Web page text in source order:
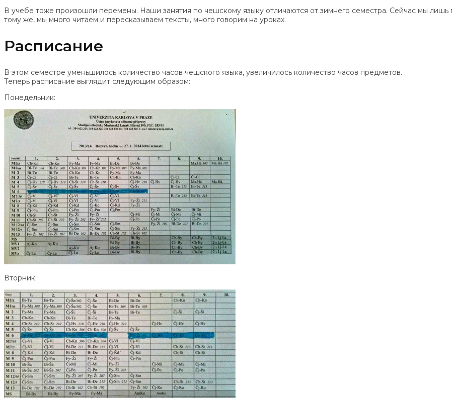
В учебе тоже произошли перемены. Наши занятия по чешскому языку отличаются от зимнего семестра. Сейчас мы
тому же, мы много читаем и пересказываем тексты, много говорим на уроках.
Расписание
В этом семестре уменьшилось количество часов чешского языка, увеличилось количество часов предметов.
Теперь расписание выглядит следующим образом:
Понедельник:
Вторник: